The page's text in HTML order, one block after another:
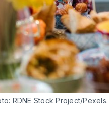
RDNE Stock Project/Pexels.